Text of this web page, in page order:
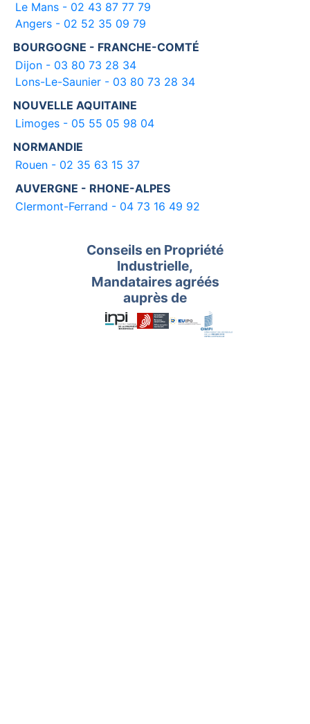
Le Mans - 02 43 87 77 79
Angers - 02 52 35 09 79
BOURGOGNE - FRANCHE-COMTÉ
Dijon - 03 80 73 28 34
Lons-Le-Saunier - 03 80 73 28 34
NOUVELLE AQUITAINE
Limoges - 05 55 05 98 04
NORMANDIE
Rouen - 02 35 63 15 37
AUVERGNE - RHONE-ALPES
Clermont-Ferrand - 04 73 16 49 92
Conseils en Propriété
Industrielle,
Mandataires agréés
auprès de